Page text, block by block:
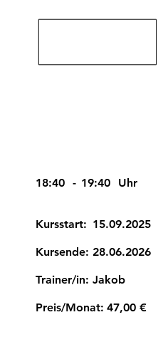
18:40 - 19:40 Uhr
Kursstart: 15.09.2025
Kursende: 28.06.2026
Trainer/in: Jakob
Preis/Monat: 47,00 €